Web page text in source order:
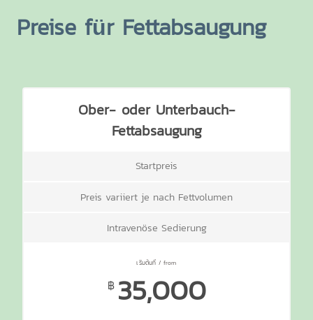
Preise für Fettabsaugung
Ober- oder Unterbauch-
Fettabsaugung
Startpreis
Preis variiert je nach Fettvolumen
Intravenöse Sedierung
฿ 35,000